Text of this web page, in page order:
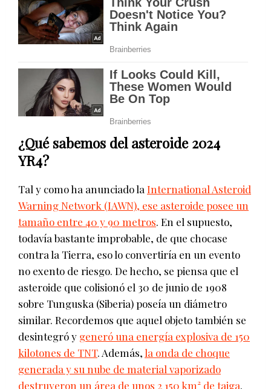
¿Qué sabemos del asteroide 2024
YR4?
Tal y como ha anunciado la International Asteroid
Warning Network (IAWN), ese asteroide posee un
tamaño entre 40 y 90 metros. En el supuesto,
todavía bastante improbable, de que chocase
contra la Tierra, eso lo convertiría en un evento
no exento de riesgo. De hecho, se piensa que el
asteroide que colisionó el 30 de junio de 1908
sobre Tunguska (Siberia) poseía un diámetro
similar. Recordemos que aquel objeto también se
desintegró y generó una energía explosiva de 150
kilotones de TNT. Además,la onda de choque
generada y su nube de material vaporizado
destruyeron un área de unos 2 150 km² de taiga.